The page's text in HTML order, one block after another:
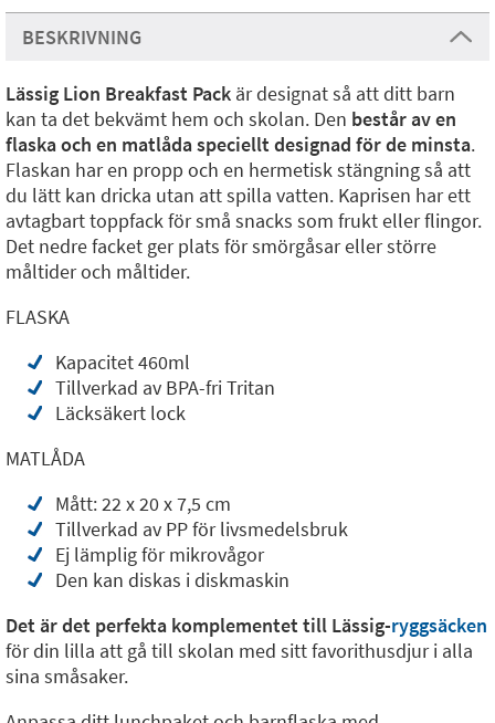
BESKRIVNING
Lässig Lion Breakfast Pack är designat så att ditt barn
kan ta det bekvämt hem och skolan. Den består av en
flaska och en matlåda speciellt designad för de minsta.
Flaskan har en propp och en hermetisk stängning så att
du lätt kan dricka utan att spilla vatten. Kaprisen har ett
avtagbart toppfack för små snacks som frukt eller flingor.
Det nedre facket ger plats för smörgåsar eller större
måltider och måltider.
FLASKA
Kapacitet 460ml
Tillverkad av BPA-fri Tritan
Läcksäkert lock
MATLÅDA
Mått: 22 x 20 x 7,5 cm
Tillverkad av PP för livsmedelsbruk
Ej lämplig för mikrovågor
Den kan diskas i diskmaskin
Det är det perfekta komplementet till Lässig-ryggsäcken
för din lilla att gå till skolan med sitt favorithusdjur i alla
sina småsaker.